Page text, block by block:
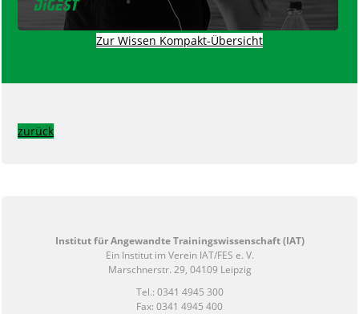
Zur Wissen Kompakt-Übersicht
zurück
Institut für Angewandte Trainingswissenschaft (IAT)
Ein Institut im Verein IAT/FES e. V.
Marschnerstr. 29, 04109 Leipzig
Tel.: 0341 4945 300
Fax: 0341 4945 400